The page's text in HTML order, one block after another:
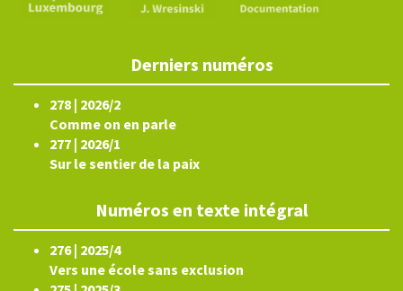
Derniers numéros
278 | 2026/2
Comme on en parle
277 | 2026/1
Sur le sentier de la paix
Numéros en texte intégral
276 | 2025/4
Vers une école sans exclusion